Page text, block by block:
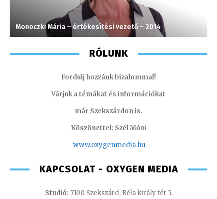
Monoczki Mária – értékesítési vezető – 2014
RÓLUNK
Fordulj hozzánk bizalommal!
Várjuk a témákat és információkat
már Szekszárdon is.
Köszönettel: Szél Móni
www.oxygenmedia.hu
KAPCSOLAT - OXYGEN MEDIA
Studió: 7100 Szekszárd, Béla király tér 5.